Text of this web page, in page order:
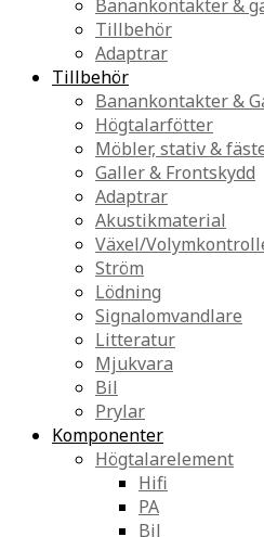
Banankontakter &
Tillbehör
Adaptrar
Tillbehör
Banankontakter &
Högtalarfötter
Möbler, stativ &
Galler & Frontskydd
Adaptrar
Akustikmaterial
Växel/
Ström
Lödning
Signalomvandlare
Litteratur
Mjukvara
Bil
Prylar
Komponenter
Högtalarelement
Hifi
PA
Bil